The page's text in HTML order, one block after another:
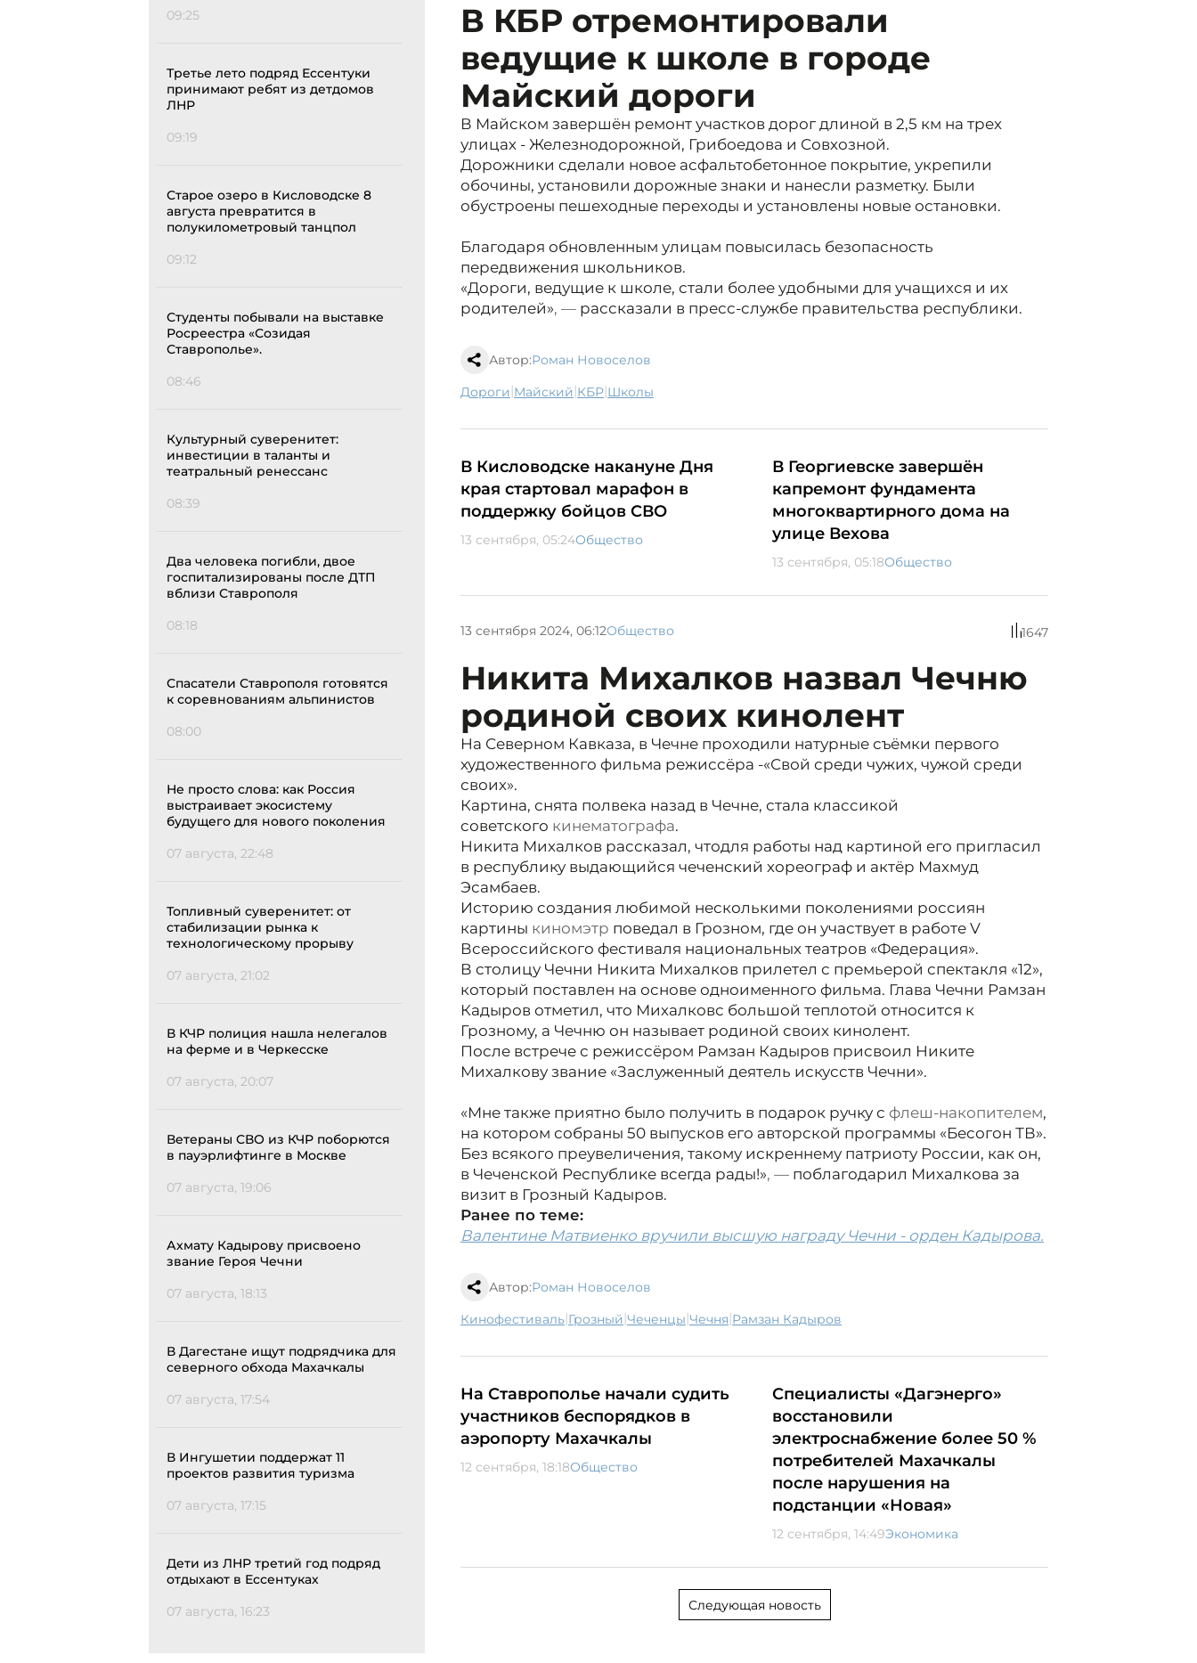
09:25
Третье лето подряд Ессентуки
принимают ребят из детдомов
ЛНР
09:19
Старое озеро в Кисловодске 8
августа превратится в
полукилометровый танцпол
09:12
Студенты побывали на выставке
Росреестра «Созидая
Ставрополье».
08:46
Культурный суверенитет:
инвестиции в таланты и
театральный ренессанс
08:39
Два человека погибли, двое
госпитализированы после ДТП
вблизи Ставрополя
08:18
Спасатели Ставрополя готовятся
к соревнованиям альпинистов
08:00
Не просто слова: как Россия
выстраивает экосистему
будущего для нового поколения
07 августа, 22:48
Топливный суверенитет: от
стабилизации рынка к
технологическому прорыву
07 августа, 21:02
В КЧР полиция нашла нелегалов
на ферме и в Черкесске
07 августа, 20:07
Ветераны СВО из КЧР поборются
в пауэрлифтинге в Москве
07 августа, 19:06
Ахмату Кадырову присвоено
звание Героя Чечни
07 августа, 18:13
В Дагестане ищут подрядчика для
северного обхода Махачкалы
07 августа, 17:54
В Ингушетии поддержат 11
проектов развития туризма
07 августа, 17:15
Дети из ЛНР третий год подряд
отдыхают в Ессентуках
07 августа, 16:23
В КБР отремонтировали
ведущие к школе в городе
Майский дороги
В Майском завершён ремонт участков дорог длиной в 2,5 км на трех
улицах - Железнодорожной, Грибоедова и Совхозной.
Дорожники сделали новое асфальтобетонное покрытие, укрепили
обочины, установили дорожные знаки и нанесли разметку. Были
обустроены пешеходные переходы и установлены новые остановки.
Благодаря обновленным улицам повысилась безопасность
передвижения школьников.
«Дороги, ведущие к школе, стали более удобными для учащихся и их
родителей», — рассказали в пресс-службе правительства республики.
Автор:Роман Новоселов
дороги| Майский| КБР| школы
В Кисловодске накануне Дня
края стартовал марафон в
поддержку бойцов СВО
13 сентября, 05:24Общество
В Георгиевске завершён
капремонт фундамента
многоквартирного дома на
улице Вехова
13 сентября, 05:18Общество
13 сентября 2024, 06:12Общество 1647
Никита Михалков назвал Чечню
родиной своих кинолент
На Северном Кавказа, в Чечне проходили натурные съёмки первого
художественного фильма режиссёра -«Свой среди чужих, чужой среди
своих».
Картина, снята полвека назад в Чечне, стала классикой
советского кинематографа.
Никита Михалков рассказал, чтодля работы над картиной его пригласил
в республику выдающийся чеченский хореограф и актёр Махмуд
Эсамбаев.
Историю создания любимой несколькими поколениями россиян
картины киномэтр поведал в Грозном, где он участвует в работе V
Всероссийского фестиваля национальных театров «Федерация».
В столицу Чечни Никита Михалков прилетел с премьерой спектакля «12»,
который поставлен на основе одноименного фильма. Глава Чечни Рамзан
Кадыров отметил, что Михалковс большой теплотой относится к
Грозному, а Чечню он называет родиной своих кинолент.
После встрече с режиссёром Рамзан Кадыров присвоил Никите
Михалкову звание «Заслуженный деятель искусств Чечни».
«Мне также приятно было получить в подарок ручку с флеш-накопителем,
на котором собраны 50 выпусков его авторской программы «Бесогон ТВ».
Без всякого преувеличения, такому искреннему патриоту России, как он,
в Чеченской Республике всегда рады!», — поблагодарил Михалкова за
визит в Грозный Кадыров.
Ранее по теме:
Валентине Матвиенко вручили высшую награду Чечни - орден Кадырова.
Автор:Роман Новоселов
кинофестиваль| Грозный| чеченцы| Чечня| Рамзан Кадыров
На Ставрополье начали судить
участников беспорядков в
аэропорту Махачкалы
12 сентября, 18:18Общество
Специалисты «Дагэнерго»
восстановили
электроснабжение более 50 %
потребителей Махачкалы
после нарушения на
подстанции «Новая»
12 сентября, 14:49Экономика
Следующая новость